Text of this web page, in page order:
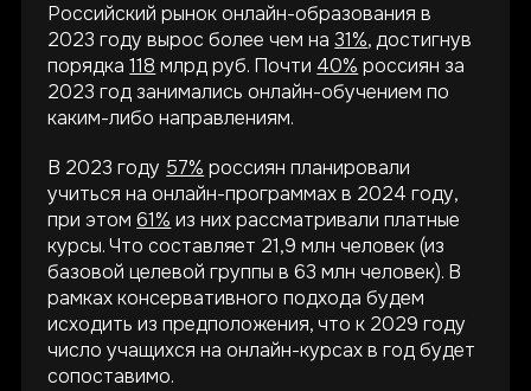
Российский рынок онлайн-образования в
2023 году вырос более чем на31%, достигнув
порядка118 млрд руб. Почти 40% россиян за
2023 год занимались онлайн-обучением по
каким-либо направлениям.
В 2023 году 57% россиян планировали
учиться на онлайн-программах в 2024 году,
при этом61% из них рассматривали платные
курсы. Что составляет 21,9 млн человек (из
базовой целевой группы в 63 млн человек). В
рамках консервативного подхода будем
исходить из предположения, что к 2029 году
число учащихся на онлайн-курсах в год будет
сопоставимо.